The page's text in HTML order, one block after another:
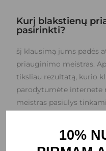
Kurį blakstienų
pasirinkti?
šį klausimą jums padės
priauginimo meistras.
tiksliau rezultatą, kurio
parodytumėte internete
meistras pasiūlys
blakstienų būklę ir
bei techniką10%